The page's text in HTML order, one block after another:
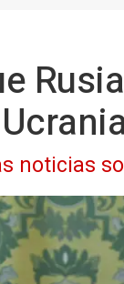
noticias